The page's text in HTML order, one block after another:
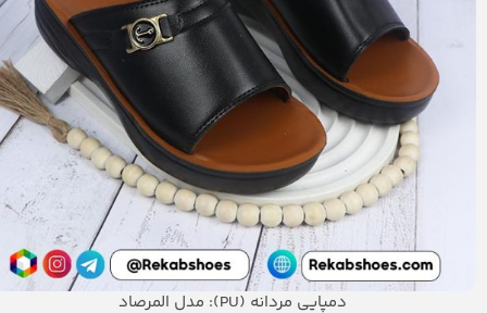
دمپایی مردانه (PU): مدل المرصاد